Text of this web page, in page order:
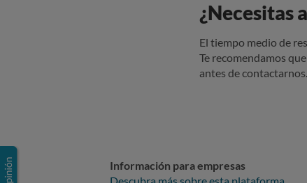
¿Necesitas
El tiempo medio de
Te recomendamos
antes de contactarnos.
Información para empresas